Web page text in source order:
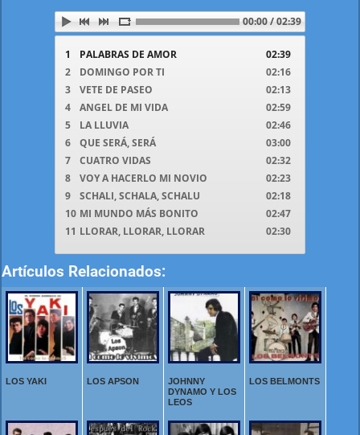
00:00 / 02:39
1 02:39
PALABRAS DE AMOR
2
02:16
DOMINGO POR TI
3
02:13
VETE DE PASEO
4
02:59
ANGEL DE MI VIDA
5
02:46
LA LLUVIA
6
03:00
QUE SERÁ, SERÁ
7
02:32
CUATRO VIDAS
8
02:23
VOY A HACERLO MI NOVIO
9
02:18
SCHALI, SCHALA, SCHALU
10
02:47
MI MUNDO MÁS BONITO
11
02:30
LLORAR, LLORAR, LLORAR
Artículos Relacionados:
LOS YAKI LOS APSON
JOHNNY
DYNAMO Y LOS
LEOS
LOS BELMONTS